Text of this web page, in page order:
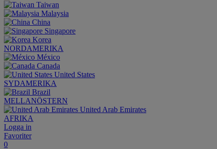
Taiwan
Malaysia
China
Singapore
Korea
NORDAMERIKA
México
Canada
United States
SYDAMERIKA
Brazil
MELLANÖSTERN
United Arab Emirates
AFRIKA
Logga in
Favoriter
0